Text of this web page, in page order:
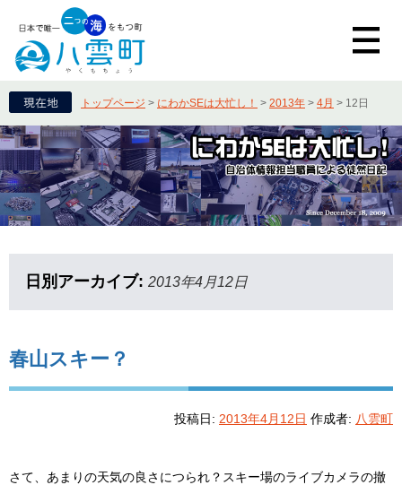
トップページ > にわかSEは大忙し！ > 2013年 > 4月 > 12日
日別アーカイブ: 2013年4月12日
春山スキー？
投稿日: 2013年4月12日 作成者: 八雲町
さて、あまりの天気の良さにつられ？スキー場のライブカメラの撤